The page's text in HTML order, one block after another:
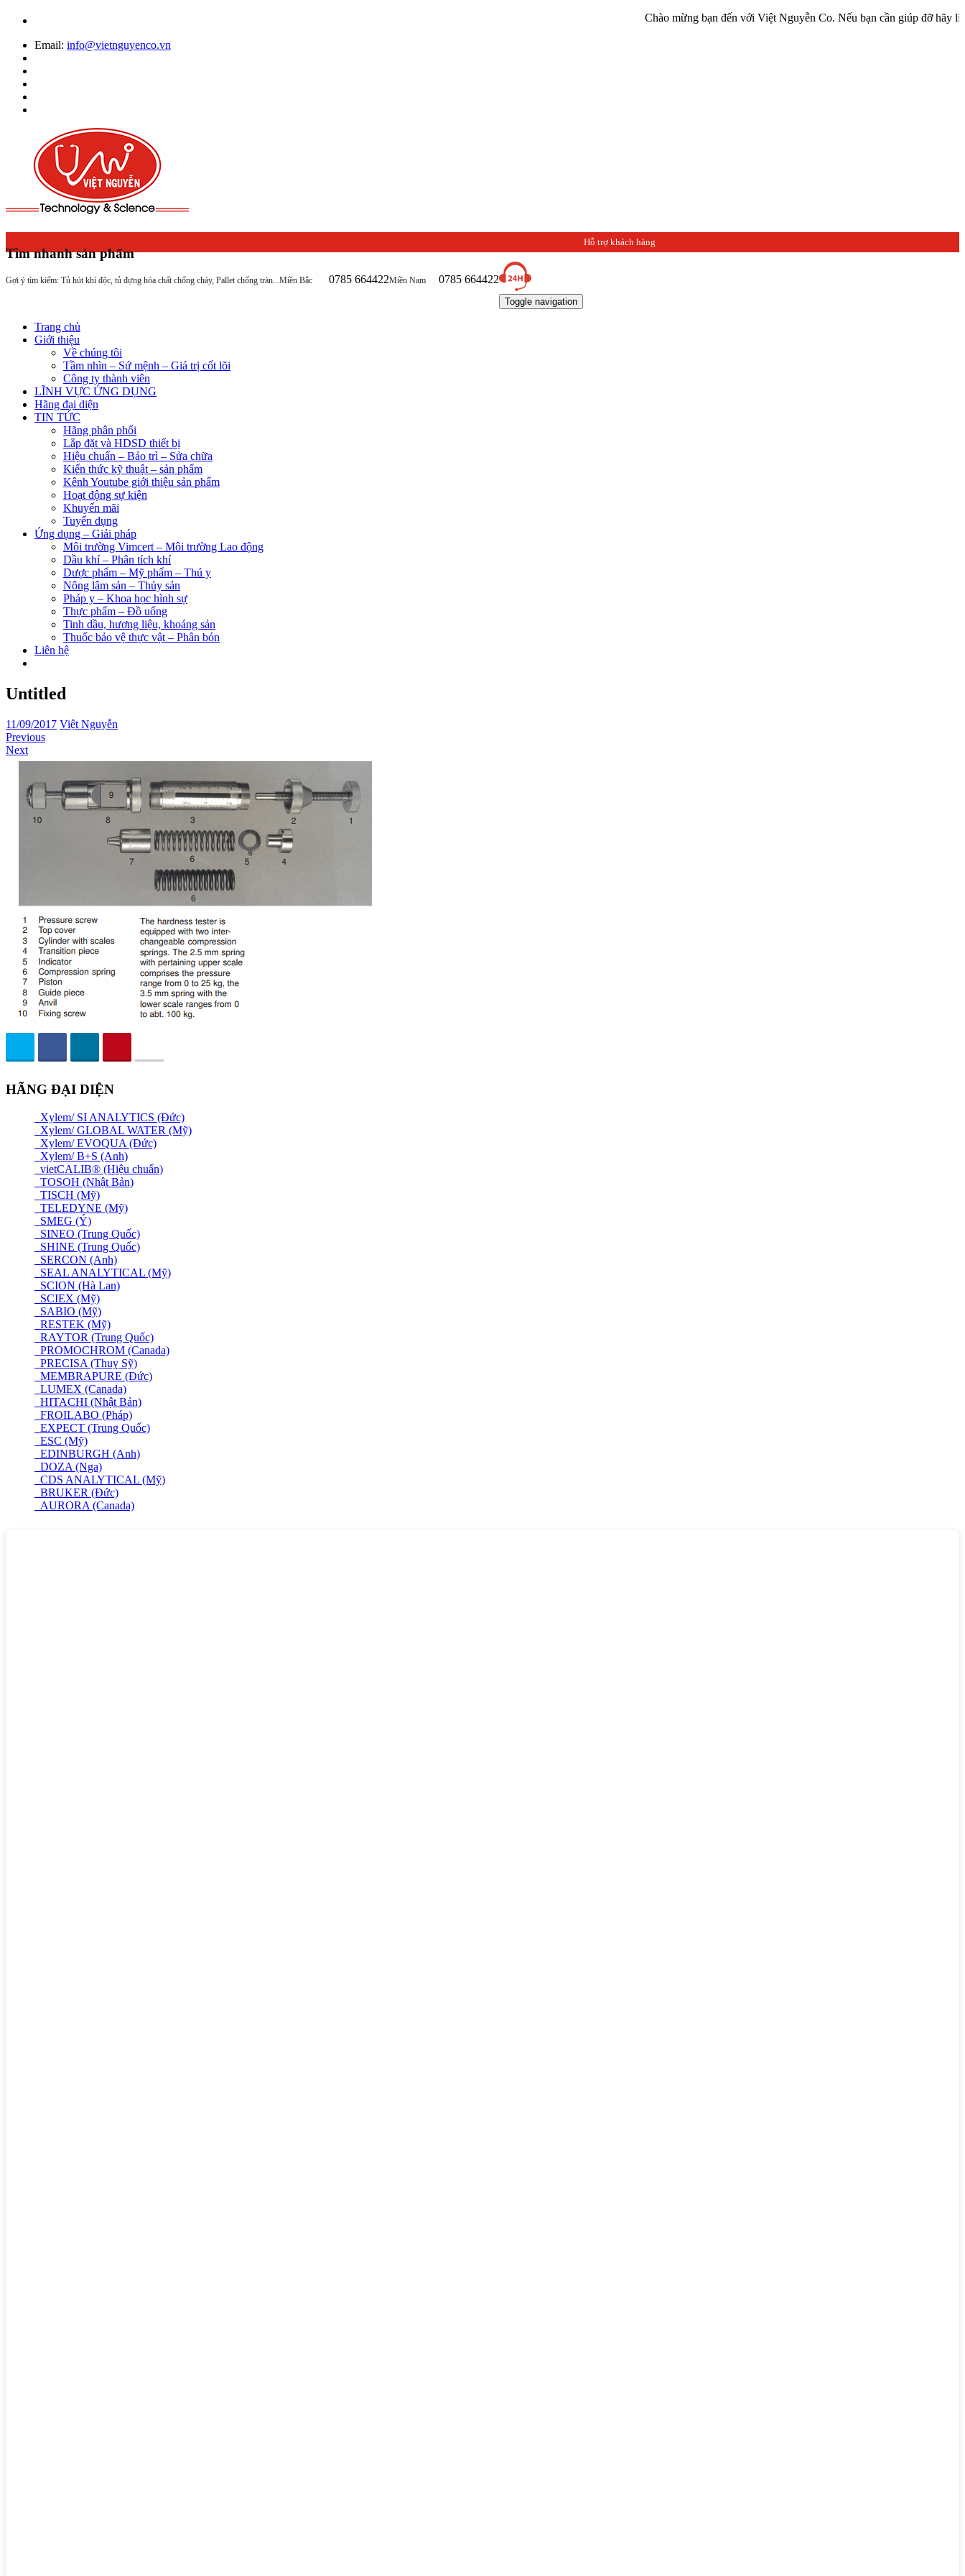
Chào mừng bạn đến với Việt Nguyễn Co. Nếu bạn cần giúp đỡ hãy liên hệ
Email: info@vietnguyenco.vn
Tìm nhanh sản phẩm
Gợi ý tìm kiếm: Tủ hút khí độc, tủ đựng hóa chất chống cháy, Pallet chống tràn...
Hỗ trợ khách hàng
Miền Bắc 0785 664422Miền Nam 0785 664422
Toggle navigation
Trang chủ
Giới thiệu
Về chúng tôi
Tầm nhìn – Sứ mệnh – Giá trị cốt lõi
Công ty thành viên
LĨNH VỰC ỨNG DỤNG
Hãng đại diện
TIN TỨC
Hãng phân phối
Lắp đặt và HDSD thiết bị
Hiệu chuẩn – Bảo trì – Sửa chữa
Kiến thức kỹ thuật – sản phẩm
Kênh Youtube giới thiệu sản phẩm
Hoạt động sự kiện
Khuyến mãi
Tuyển dụng
Ứng dụng – Giải pháp
Môi trường Vimcert – Môi trường Lao động
Dầu khí – Phân tích khí
Dược phẩm – Mỹ phẩm – Thú y
Nông lâm sản – Thủy sản
Pháp y – Khoa học hình sự
Thực phẩm – Đồ uống
Tinh dầu, hương liệu, khoáng sản
Thuốc bảo vệ thực vật – Phân bón
Liên hệ
Untitled
11/09/2017 Việt Nguyễn
Previous
Next
HÃNG ĐẠI DIỆN
Xylem/ SI ANALYTICS (Đức)
Xylem/ GLOBAL WATER (Mỹ)
Xylem/ EVOQUA (Đức)
Xylem/ B+S (Anh)
vietCALIB® (Hiệu chuẩn)
TOSOH (Nhật Bản)
TISCH (Mỹ)
TELEDYNE (Mỹ)
SMEG (Ý)
SINEO (Trung Quốc)
SHINE (Trung Quốc)
SERCON (Anh)
SEAL ANALYTICAL (Mỹ)
SCION (Hà Lan)
SCIEX (Mỹ)
SABIO (Mỹ)
RESTEK (Mỹ)
RAYTOR (Trung Quốc)
PROMOCHROM (Canada)
PRECISA (Thuỵ Sỹ)
MEMBRAPURE (Đức)
LUMEX (Canada)
HITACHI (Nhật Bản)
FROILABO (Pháp)
EXPECT (Trung Quốc)
ESC (Mỹ)
EDINBURGH (Anh)
DOZA (Nga)
CDS ANALYTICAL (Mỹ)
BRUKER (Đức)
AURORA (Canada)